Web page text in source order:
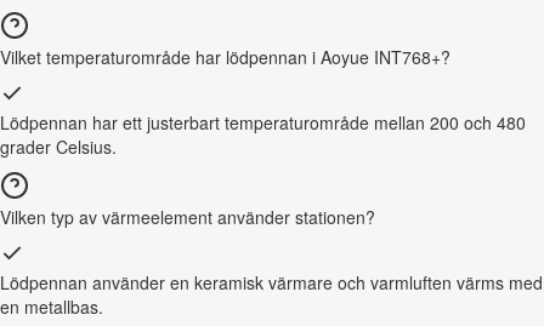
Vilket temperaturområde har lödpennan i Aoyue INT768+?
Lödpennan har ett justerbart temperaturområde mellan 200 och 480
grader Celsius.
Vilken typ av värmeelement använder stationen?
Lödpennan använder en keramisk värmare och varmluften värms med
en metallbas.